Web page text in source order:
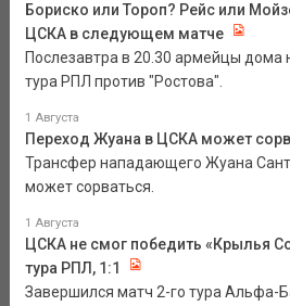
Бориско или Тороп? Рейс или
ЦСКА в следующем матче
Послезавтра в 20.30 армейцы дома
тура РПЛ против "Ростова".
1 Августа
Переход Жуана в ЦСКА может
Трансфер нападающего Жуана
может сорваться.
1 Августа
ЦСКА не смог победить «Крылья
тура РПЛ, 1:1
Завершился матч 2-го тура Альфа-